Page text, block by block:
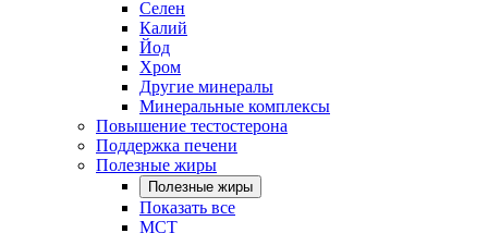
Селен
Калий
Йод
Хром
Другие минералы
Минеральные комплексы
Повышение тестостерона
Поддержка печени
Полезные жиры
Полезные жиры
Показать все
MCT